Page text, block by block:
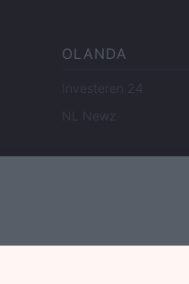
OLANDA
Investeren 24
NL Newz